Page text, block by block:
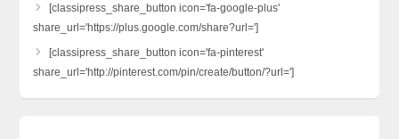
[classipress_share_button icon='fa-google-plus'
share_url='https://plus.google.com/share?url=']
[classipress_share_button icon='fa-pinterest'
share_url='http://pinterest.com/pin/create/button/?url=']